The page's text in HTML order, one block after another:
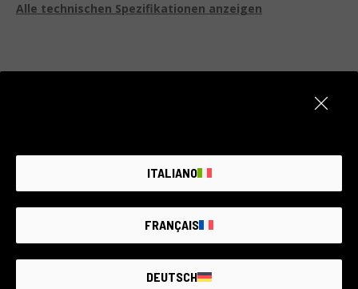
Alle technischen Spezifikationen anzeigen
täglich neue Produkte hinzu.
ITALIANO
FRANÇAIS
DEUTSCH